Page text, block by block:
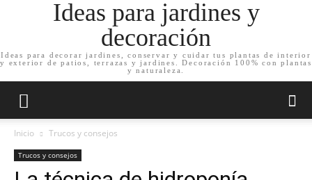
Ideas para jardines y
decoración
Ideas para decorar jardines, conservar y cuidar tus plantas de interior
y exterior de patios, terrazas y jardines. Decoración 100% con plantas
y naturaleza.
Inicio Trucos y consejos
Trucos y consejos